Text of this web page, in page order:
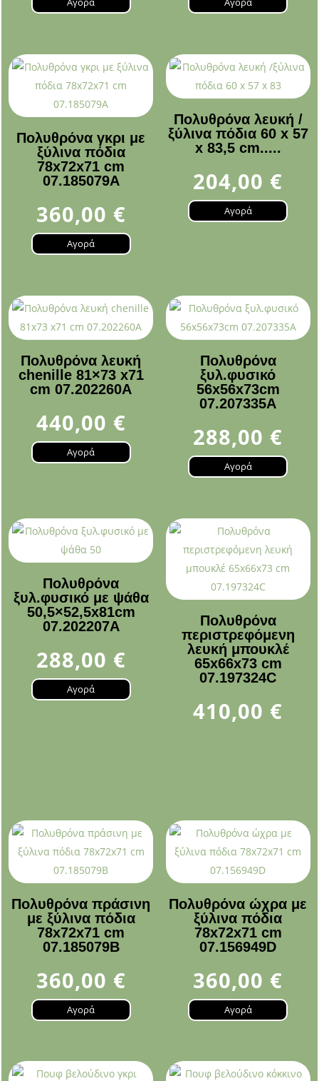
Πολυθρόνα γκρι με
ξύλινα πόδια
78x72x71 cm
07.185079A
360,00 €
Αγορά
Πολυθρόνα λευκή /
ξύλινα πόδια 60 x 57
x 83,5 cm.....
204,00 €
Αγορά
Πολυθρόνα λευκή
chenille 81×73 x71
cm 07.202260A
440,00 €
Αγορά
Πολυθρόνα
ξυλ.φυσικό
56x56x73cm
07.207335A
288,00 €
Αγορά
Πολυθρόνα
ξυλ.φυσικό με ψάθα
50,5×52,5x81cm
07.202207A
288,00 €
Αγορά
Πολυθρόνα
περιστρεφόμενη
λευκή μπουκλέ
65x66x73 cm
07.197324C
410,00 €
Πολυθρόνα πράσινη
με ξύλινα πόδια
78x72x71 cm
07.185079B
360,00 €
Αγορά
Πολυθρόνα ώχρα με
ξύλινα πόδια
78x72x71 cm
07.156949D
360,00 €
Αγορά